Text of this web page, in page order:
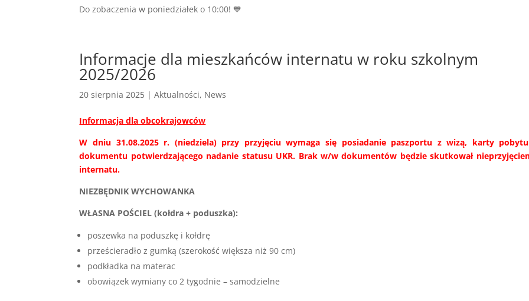
Do zobaczenia w poniedziałek o 10:00! 💙
Informacje dla mieszkańców internatu w roku szkolnym
2025/2026
20 sierpnia 2025 |Aktualności, News
Informacja dla obcokrajowców
W dniu 31.08.2025 r. (niedziela) przy przyjęciu wymaga się posiadanie paszportu z wizą, karty
dokumentu potwierdzającego nadanie statusu UKR. Brak w/w dokumentów będzie skutkował
internatu.
NIEZBĘDNIK WYCHOWANKA
WŁASNA POŚCIEL (kołdra + poduszka):
poszewka na poduszkę i kołdrę
prześcieradło z gumką (szerokość większa niż 90 cm)
podkładka na materac
obowiązek wymiany co 2 tygodnie – samodzielne